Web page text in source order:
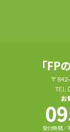
「FP
〒
TEL
お
受付時間／